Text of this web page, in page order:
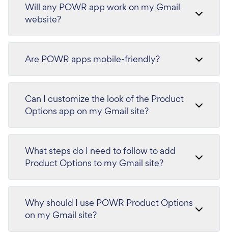
Will any POWR app work on my Gmail
website?
Are POWR apps mobile-friendly?
Can I customize the look of the Product
Options app on my Gmail site?
What steps do I need to follow to add
Product Options to my Gmail site?
Why should I use POWR Product Options
on my Gmail site?